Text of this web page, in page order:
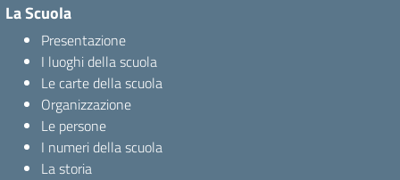
La Scuola
Presentazione
I luoghi della scuola
Le carte della scuola
Organizzazione
Le persone
I numeri della scuola
La storia